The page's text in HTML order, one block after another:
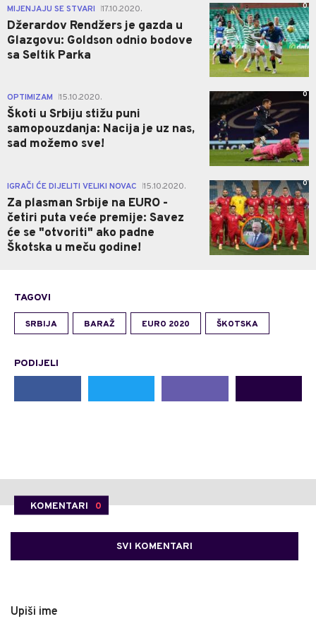
MIJENJAJU SE STVARI 17.10.2020.
Džerardov Rendžers je gazda u
Glazgovu: Goldson odnio bodove
sa Seltik Parka
0
OPTIMIZAM 15.10.2020.
Škoti u Srbiju stižu puni
samopouzdanja: Nacija je uz nas,
sad možemo sve!
0
IGRAČI ĆE DIJELITI VELIKI NOVAC 15.10.2020.
Za plasman Srbije na EURO -
četiri puta veće premije: Savez
će se "otvoriti" ako padne
Škotska u meču godine!
0
TAGOVI
SRBIJA BARAŽ EURO 2020 ŠKOTSKA
PODIJELI
KOMENTARI 0
SVI KOMENTARI
Upiši ime